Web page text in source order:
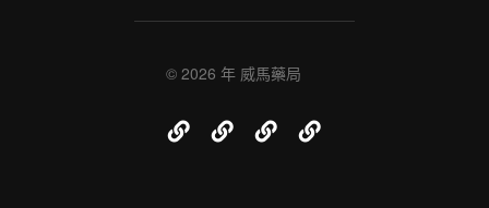
© 2026 年 威馬藥局